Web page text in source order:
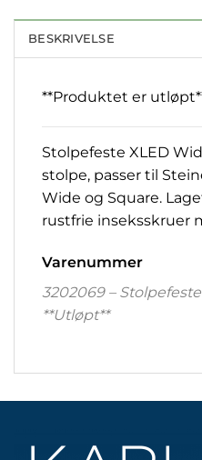
BESKRIVELSE
**Produktet er
Stolpefeste XLED
stolpe, passer til
Wide og Square.
rustfrie inseksskruer
Varenummer
3202069 –
**Utløpt**